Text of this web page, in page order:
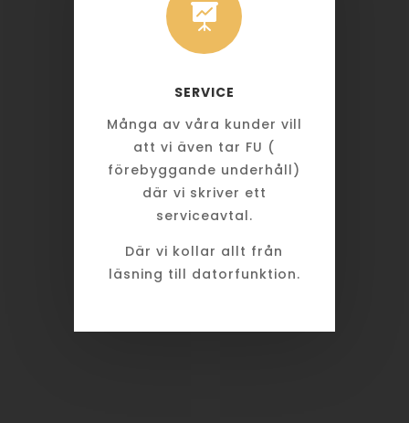

SERVICE
Många av våra kunder vill
att vi även tar FU (
förebyggande underhåll)
där vi skriver ett
serviceavtal.
Där vi kollar allt från
läsning till datorfunktion.